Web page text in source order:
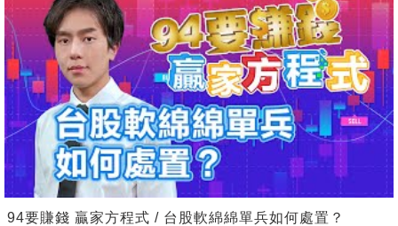
94要賺錢 贏家方程式 / 台股軟綿綿單兵如何處置？